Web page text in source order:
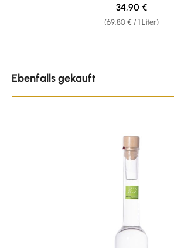
(69,80 € / 1 Liter)
Regulärer Preis:
34,90 €
Ebenfalls gekauft